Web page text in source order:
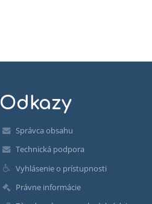
Odkazy
Správca obsahu
Technická podpora
Vyhlásenie o prístupnosti
Právne informácie